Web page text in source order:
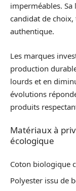
imperméables.
candidat de
authentique.
Les marques
production
lourds et en
évolutions
produits
Matériaux à
écologique
Coton biologique
Polyester issu de